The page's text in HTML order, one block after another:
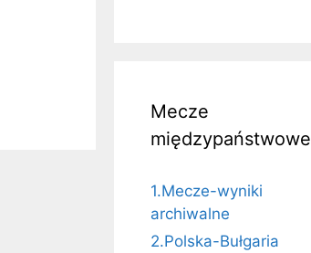
Mecze
międzypaństwowe
1.Mecze-wyniki
archiwalne
2.Polska-Bułgaria